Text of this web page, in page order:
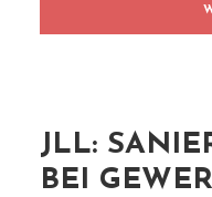
JLL:
BEI